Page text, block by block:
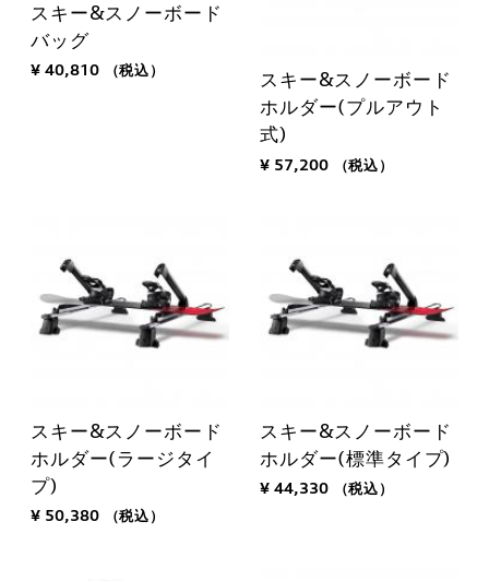
スキー&スノーボード
バッグ
¥ 40,810 （税込）
スキー&スノーボード
ホルダー(プルアウト
式)
¥ 57,200 （税込）
スキー&スノーボード
ホルダー(ラージタイ
プ)
¥ 50,380 （税込）
スキー&スノーボード
ホルダー(標準タイプ)
¥ 44,330 （税込）